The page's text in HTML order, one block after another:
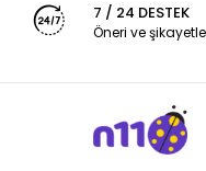
7 / 24 DESTEK
Öneri ve